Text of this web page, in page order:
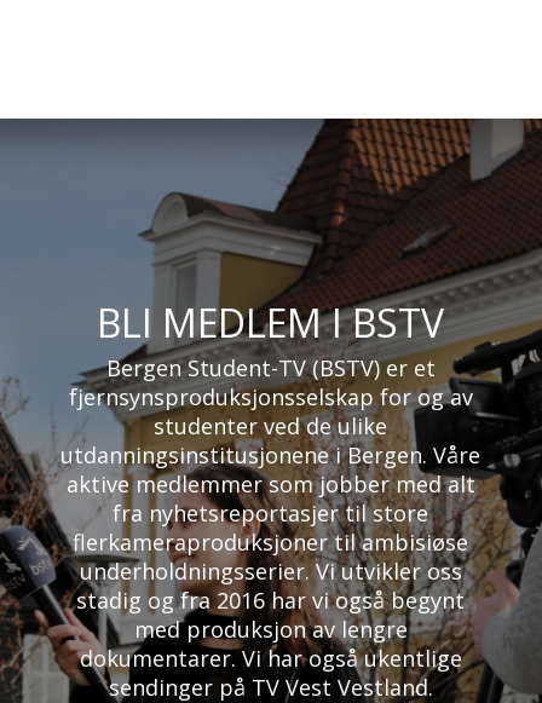
BLI MEDLEM I BSTV
Bergen Student-TV (BSTV) er et
fjernsynsproduksjonsselskap for og av
studenter ved de ulike
utdanningsinstitusjonene i Bergen. Våre
aktive medlemmer som jobber med alt
fra nyhetsreportasjer til store
flerkameraproduksjoner til ambisiøse
underholdningsserier. Vi utvikler oss
stadig og fra 2016 har vi også begynt
med produksjon av lengre
dokumentarer. Vi har også ukentlige
sendinger på TV Vest Vestland.